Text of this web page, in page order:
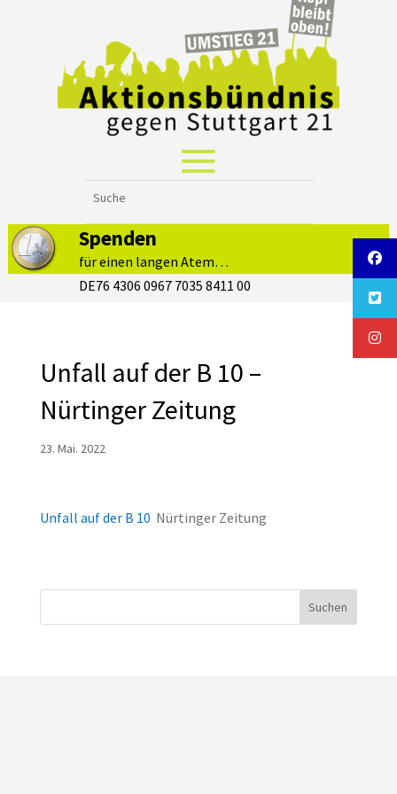
Spenden
für einen langen Atem…
DE76 4306 0967 7035 8411 00
Unfall auf der B 10 –
Nürtinger Zeitung
23. Mai. 2022
Unfall auf der B 10 Nürtinger Zeitung
Suchen